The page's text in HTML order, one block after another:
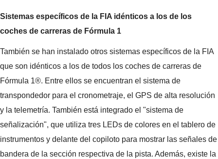
Sistemas específicos de la FIA idénticos a los de los
coches de carreras de Fórmula 1
También se han instalado otros sistemas específicos de la FIA
que son idénticos a los de todos los coches de carreras de
Fórmula 1®. Entre ellos se encuentran el sistema de
transpondedor para el cronometraje, el GPS de alta resolución
y la telemetría. También está integrado el "sistema de
señalización", que utiliza tres LEDs de colores en el tablero de
instrumentos y delante del copiloto para mostrar las señales de
bandera de la sección respectiva de la pista. Además, existe la